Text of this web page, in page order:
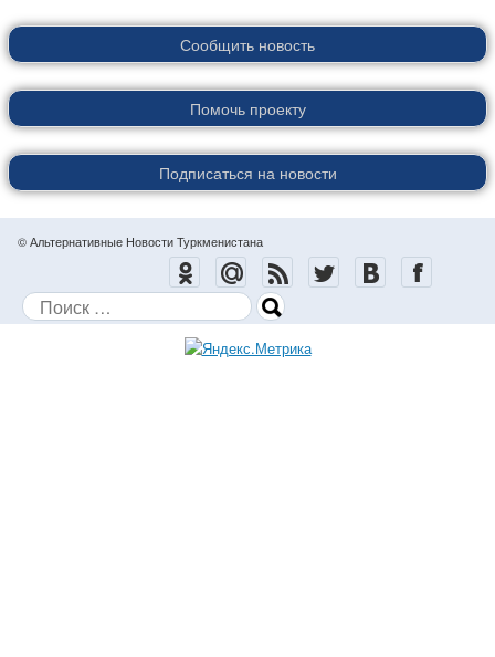
Сообщить новость
Помочь проекту
Подписаться на новости
© Альтернативные Новости Туркменистана
Поиск